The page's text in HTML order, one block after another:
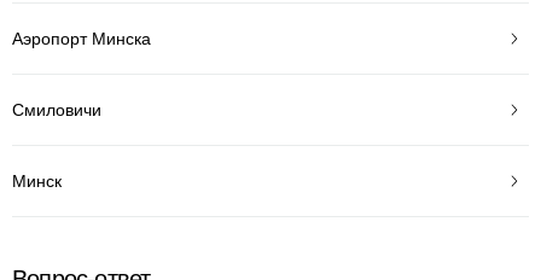
Аэропорт Минска
Смиловичи
Минск